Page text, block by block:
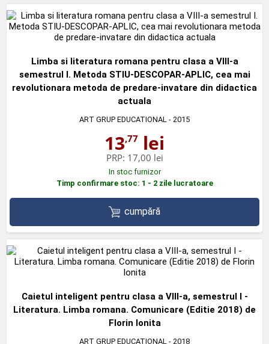
Limba si literatura romana pentru clasa a VIII-a
semestrul I. Metoda STIU-DESCOPAR-APLIC, cea mai
revolutionara metoda de predare-invatare din didactica
actuala
ART GRUP EDUCATIONAL - 2015
13,77 lei
PRP: 17,00 lei
In stoc furnizor
Timp confirmare stoc: 1 - 2 zile lucratoare
cumpără
Caietul inteligent pentru clasa a VIII-a, semestrul I -
Literatura. Limba romana. Comunicare (Editie 2018) de
Florin Ionita
ART GRUP EDUCATIONAL - 2018